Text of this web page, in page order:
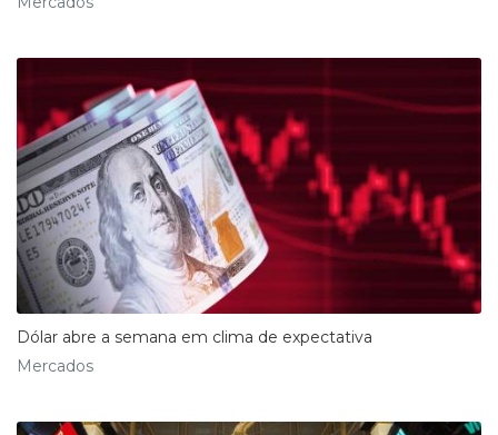
Dólar abre a semana em clima de expectativa
Mercados